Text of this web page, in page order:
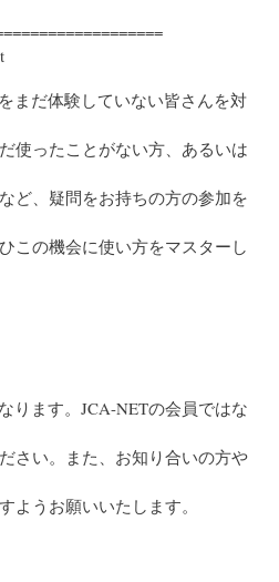
まだ体験していない皆さんを対
使ったことがない方、あるいは
ど、疑問をお持ちの方の参加を
この機会に使い方をマスターし
ります。JCA-NETの会員ではな
さい。また、お知り合いの方や
ようお願いいたします。